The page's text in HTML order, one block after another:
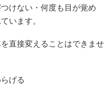
けない・何度も目が覚め
います。
直接変えることはできませ
げる